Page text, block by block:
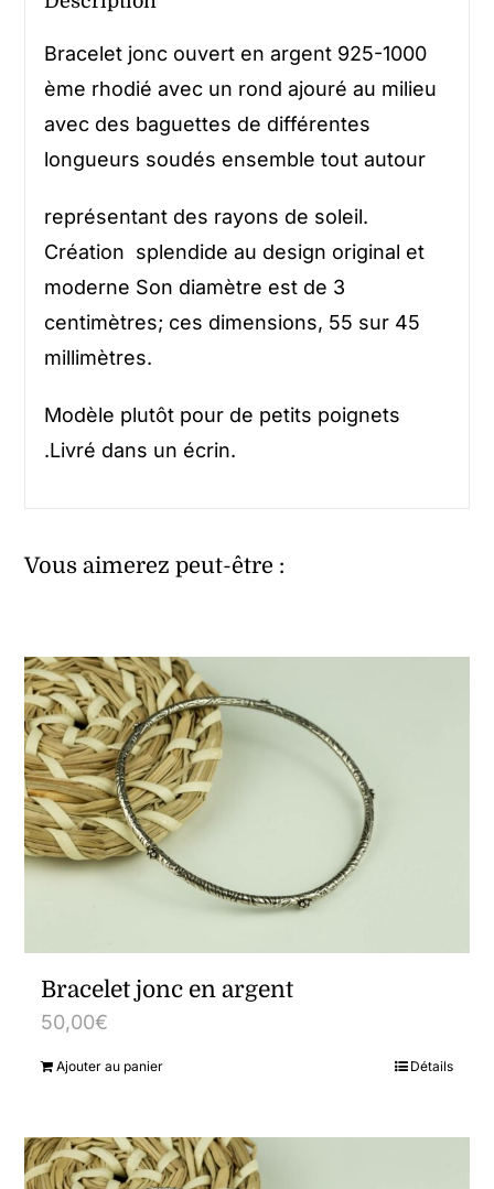
Bracelet jonc ouvert en argent 925-1000
ème rhodié avec un rond ajouré au milieu
avec des baguettes de différentes
longueurs soudés ensemble tout autour
représentant des rayons de soleil.
Création splendide au design original et
moderne Son diamètre est de 3
centimètres; ces dimensions, 55 sur 45
millimètres.
Modèle plutôt pour de petits poignets
.Livré dans un écrin.
Vous aimerez peut-être :
Bracelet jonc en argent
50,00€
Ajouter au panier Détails